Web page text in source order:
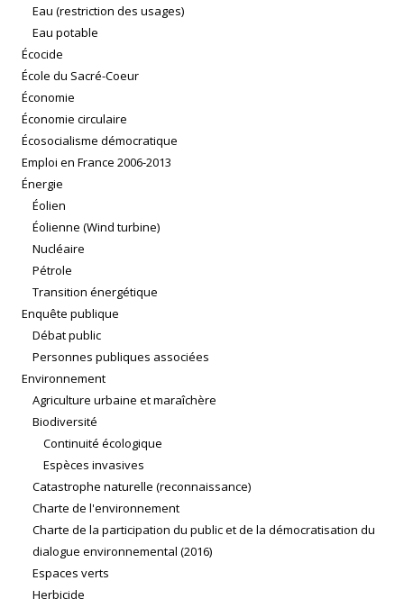
Eau (restriction des usages)
Eau potable
Écocide
École du Sacré-Coeur
Économie
Économie circulaire
Écosocialisme démocratique
Emploi en France 2006-2013
Énergie
Éolien
Éolienne (Wind turbine)
Nucléaire
Pétrole
Transition énergétique
Enquête publique
Débat public
Personnes publiques associées
Environnement
Agriculture urbaine et maraîchère
Biodiversité
Continuité écologique
Espèces invasives
Catastrophe naturelle (reconnaissance)
Charte de l'environnement
Charte de la participation du public et de la démocratisation du
dialogue environnemental (2016)
Espaces verts
Herbicide